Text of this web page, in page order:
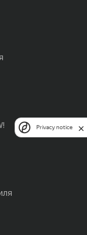
Privacy notice